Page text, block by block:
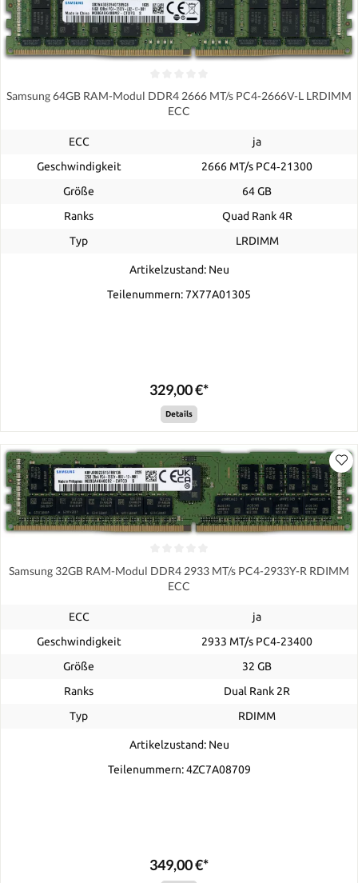
Samsung 64GB RAM-Modul DDR4 2666 MT/s PC4-2666V-L LRDIMM
ECC
ECC
ja
Geschwindigkeit
2666 MT/s PC4‑21300
Größe
64 GB
Ranks
Quad Rank 4R
Typ
LRDIMM
Artikelzustand: Neu
Teilenummern: 7X77A01305
329,00 €*
Details
Samsung 32GB RAM-Modul DDR4 2933 MT/s PC4-2933Y-R RDIMM
ECC
ECC
ja
Geschwindigkeit
2933 MT/s PC4‑23400
Größe
32 GB
Ranks
Dual Rank 2R
Typ
RDIMM
Artikelzustand: Neu
Teilenummern: 4ZC7A08709
349,00 €*